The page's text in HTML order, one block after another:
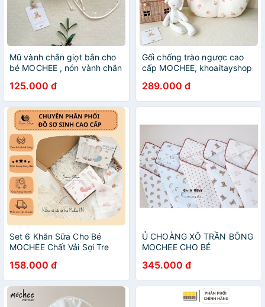
Mũ vành chắn giọt bắn cho
bé MOCHEE , nón vành chắn
khoaitasyshop18
125.000 đ
Gối chống trào ngược cao
cấp MOCHEE, khoaitayshop
289.000 đ
Set 6 Khăn Sữa Cho Bé
MOCHEE Chất Vải Sợi Tre
158.000 đ
Ủ CHOÀNG XÔ TRẦN BÔNG
MOCHEE CHO BÉ
345.000 đ